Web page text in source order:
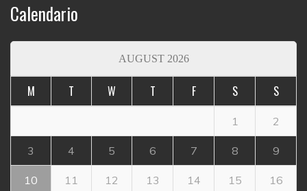
Calendario
AUGUST 2026
M T W T F S S
1 2
3 4 5 6 7 8 9
10 11 12 13 14 15 16